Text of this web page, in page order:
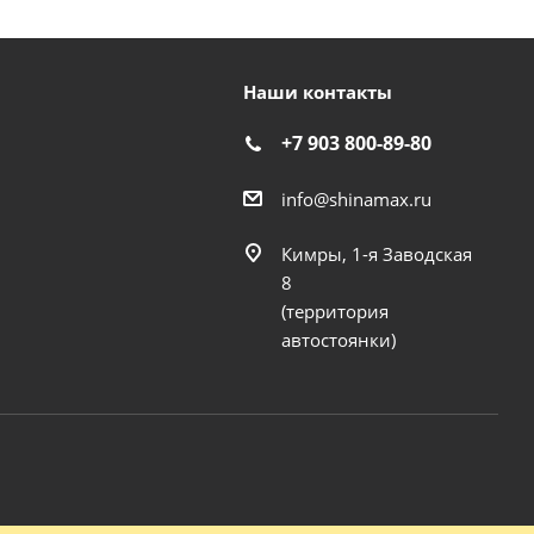
Наши контакты
+7 903 800-89-80
info@shinamax.ru
Кимры, 1-я Заводская
8
(территория
автостоянки)